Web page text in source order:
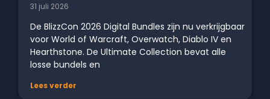
31 juli 2026
De BlizzCon 2026 Digital Bundles zijn nu verkrijgbaar
voor World of Warcraft, Overwatch, Diablo IV en
Hearthstone. De Ultimate Collection bevat alle
losse bundels en
Lees verder